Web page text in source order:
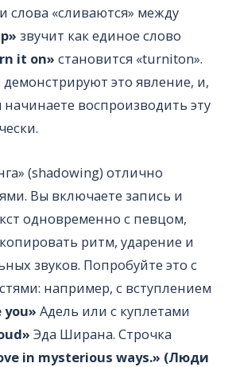
слова «сливаются» между
звучит как единое слово
it on» становится «turniton».
это явление, и,
воспроизводить эту
(shadowing) отлично
Вы включаете запись и
одновременно с певцом,
ритм, ударение и
звуков. Попробуйте это с
например, с вступлением
you» Адель или с куплетами
Эда Ширана. Строчка
in mysterious ways.» (Люди